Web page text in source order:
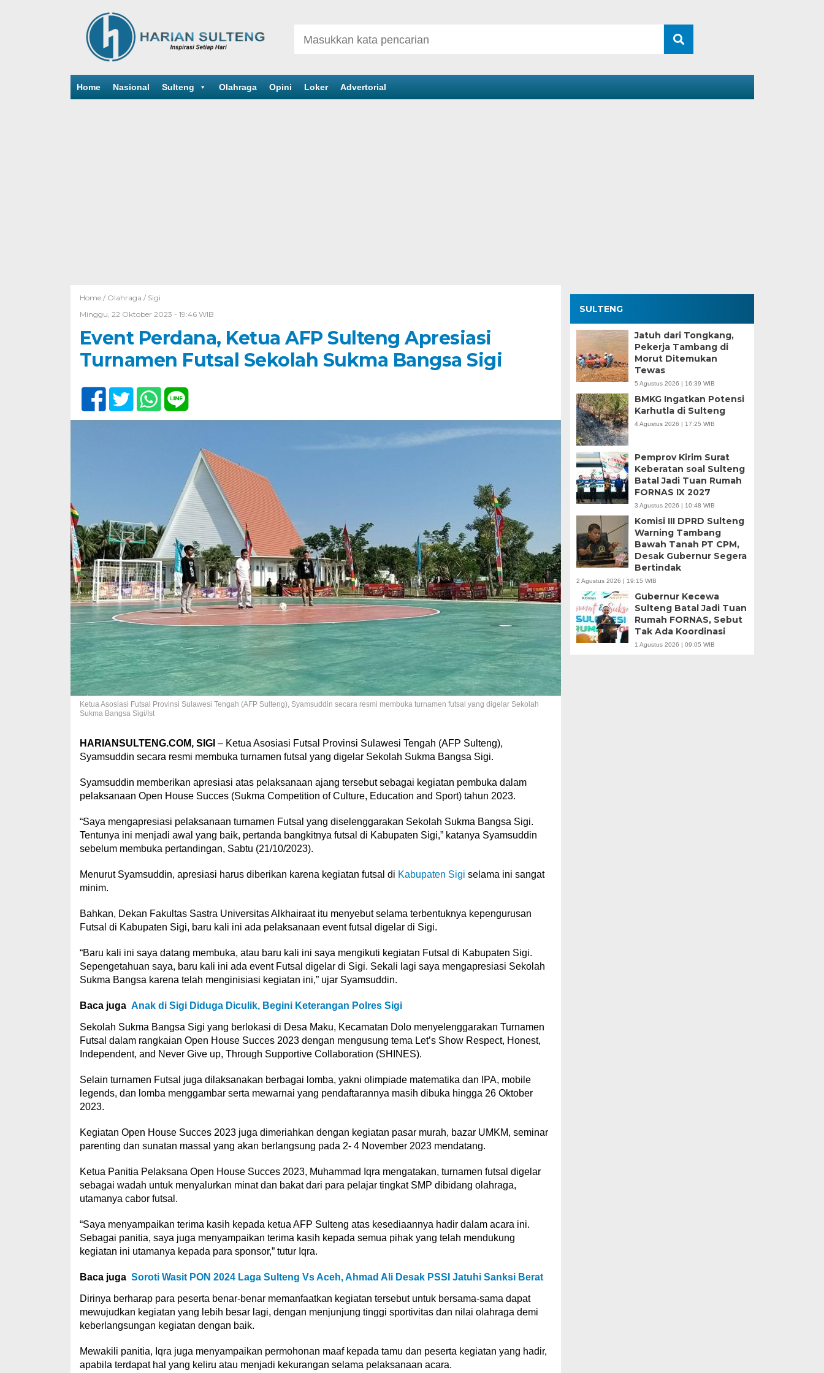
Home Nasional Sulteng Olahraga Opini Loker Advertorial
Home / Olahraga / Sigi
Minggu, 22 Oktober 2023 - 19:46 WIB
Event Perdana, Ketua AFP Sulteng Apresiasi
Turnamen Futsal Sekolah Sukma Bangsa Sigi
Ketua Asosiasi Futsal Provinsi Sulawesi Tengah (AFP Sulteng), Syamsuddin secara resmi membuka turnamen futsal yang digelar Sekolah
Sukma Bangsa Sigi/Ist
HARIANSULTENG.COM, SIGI – Ketua Asosiasi Futsal Provinsi Sulawesi Tengah (AFP Sulteng),
Syamsuddin secara resmi membuka turnamen futsal yang digelar Sekolah Sukma Bangsa Sigi.
Syamsuddin memberikan apresiasi atas pelaksanaan ajang tersebut sebagai kegiatan pembuka dalam
pelaksanaan Open House Succes (Sukma Competition of Culture, Education and Sport) tahun 2023.
“Saya mengapresiasi pelaksanaan turnamen Futsal yang diselenggarakan Sekolah Sukma Bangsa Sigi.
Tentunya ini menjadi awal yang baik, pertanda bangkitnya futsal di Kabupaten Sigi,” katanya Syamsuddin
sebelum membuka pertandingan, Sabtu (21/10/2023).
Menurut Syamsuddin, apresiasi harus diberikan karena kegiatan futsal di Kabupaten Sigi selama ini sangat
minim.
Bahkan, Dekan Fakultas Sastra Universitas Alkhairaat itu menyebut selama terbentuknya kepengurusan
Futsal di Kabupaten Sigi, baru kali ini ada pelaksanaan event futsal digelar di Sigi.
“Baru kali ini saya datang membuka, atau baru kali ini saya mengikuti kegiatan Futsal di Kabupaten Sigi.
Sepengetahuan saya, baru kali ini ada event Futsal digelar di Sigi. Sekali lagi saya mengapresiasi Sekolah
Sukma Bangsa karena telah menginisiasi kegiatan ini,” ujar Syamsuddin.
Baca juga Anak di Sigi Diduga Diculik, Begini Keterangan Polres Sigi
Sekolah Sukma Bangsa Sigi yang berlokasi di Desa Maku, Kecamatan Dolo menyelenggarakan Turnamen
Futsal dalam rangkaian Open House Succes 2023 dengan mengusung tema Let’s Show Respect, Honest,
Independent, and Never Give up, Through Supportive Collaboration (SHINES).
Selain turnamen Futsal juga dilaksanakan berbagai lomba, yakni olimpiade matematika dan IPA, mobile
legends, dan lomba menggambar serta mewarnai yang pendaftarannya masih dibuka hingga 26 Oktober
2023.
Kegiatan Open House Succes 2023 juga dimeriahkan dengan kegiatan pasar murah, bazar UMKM, seminar
parenting dan sunatan massal yang akan berlangsung pada 2- 4 November 2023 mendatang.
Ketua Panitia Pelaksana Open House Succes 2023, Muhammad Iqra mengatakan, turnamen futsal digelar
sebagai wadah untuk menyalurkan minat dan bakat dari para pelajar tingkat SMP dibidang olahraga,
utamanya cabor futsal.
“Saya menyampaikan terima kasih kepada ketua AFP Sulteng atas kesediaannya hadir dalam acara ini.
Sebagai panitia, saya juga menyampaikan terima kasih kepada semua pihak yang telah mendukung
kegiatan ini utamanya kepada para sponsor,” tutur Iqra.
Baca juga Soroti Wasit PON 2024 Laga Sulteng Vs Aceh, Ahmad Ali Desak PSSI Jatuhi Sanksi Berat
Dirinya berharap para peserta benar-benar memanfaatkan kegiatan tersebut untuk bersama-sama dapat
mewujudkan kegiatan yang lebih besar lagi, dengan menjunjung tinggi sportivitas dan nilai olahraga demi
keberlangsungan kegiatan dengan baik.
Mewakili panitia, Iqra juga menyampaikan permohonan maaf kepada tamu dan peserta kegiatan yang hadir,
apabila terdapat hal yang keliru atau menjadi kekurangan selama pelaksanaan acara.
SULTENG
Jatuh dari Tongkang,
Pekerja Tambang di
Morut Ditemukan
Tewas
5 Agustus 2026 | 16:39 WIB
BMKG Ingatkan Potensi
Karhutla di Sulteng
4 Agustus 2026 | 17:25 WIB
Pemprov Kirim Surat
Keberatan soal Sulteng
Batal Jadi Tuan Rumah
FORNAS IX 2027
3 Agustus 2026 | 10:48 WIB
Komisi III DPRD Sulteng
Warning Tambang
Bawah Tanah PT CPM,
Desak Gubernur Segera
Bertindak
2 Agustus 2026 | 19:15 WIB
Gubernur Kecewa
Sulteng Batal Jadi Tuan
Rumah FORNAS, Sebut
Tak Ada Koordinasi
1 Agustus 2026 | 09:05 WIB